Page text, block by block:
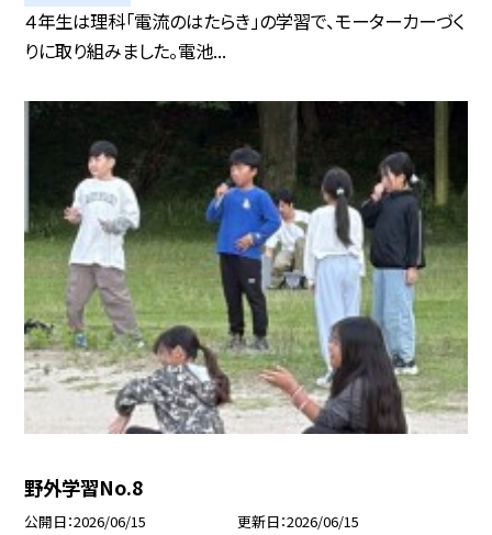
４年生は理科「電流のはたらき」の学習で、モーターカーづく
りに取り組みました。電池...
野外学習No.8
公開日 2026/06/15 更新日 2026/06/15